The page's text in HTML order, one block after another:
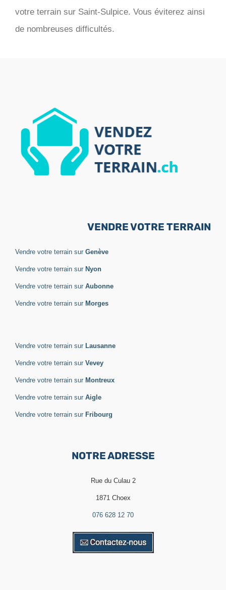
votre terrain sur Saint-Sulpice. Vous éviterez ainsi
de nombreuses difficultés.
VENDRE VOTRE TERRAIN
Vendre votre terrain sur Genève
Vendre votre terrain sur Nyon
Vendre votre terrain sur Aubonne
Vendre votre terrain sur Morges
Vendre votre terrain sur Lausanne
Vendre votre terrain sur Vevey
Vendre votre terrain sur Montreux
Vendre votre terrain sur Aigle
Vendre votre terrain sur Fribourg
NOTRE ADRESSE
Rue du Culau 2
1871 Choex
076 628 12 70